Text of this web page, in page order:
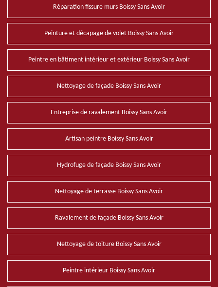
Réparation fissure murs Boissy Sans Avoir
Peinture et décapage de volet Boissy Sans Avoir
Peintre en bâtiment intérieur et extérieur Boissy Sans Avoir
Nettoyage de façade Boissy Sans Avoir
Entreprise de ravalement Boissy Sans Avoir
Artisan peintre Boissy Sans Avoir
Hydrofuge de façade Boissy Sans Avoir
Nettoyage de terrasse Boissy Sans Avoir
Ravalement de façade Boissy Sans Avoir
Nettoyage de toiture Boissy Sans Avoir
Peintre intérieur Boissy Sans Avoir